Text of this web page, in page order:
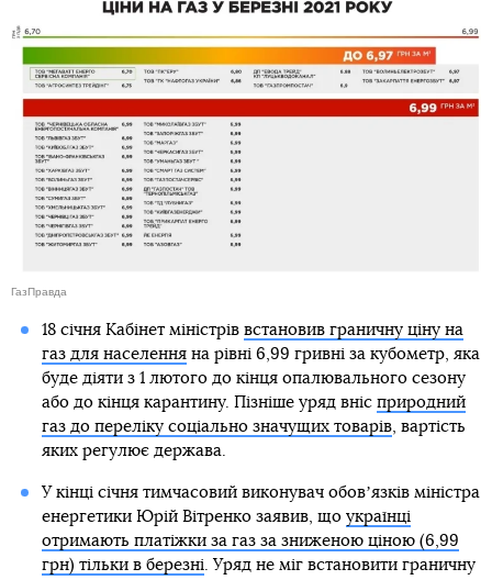
ГазПравда
18 січня Кабінет міністрів встановив граничну ціну на
газ для населенняна рівні 6,99 гривні за кубометр, яка
буде діяти з 1 лютого до кінця опалювального сезону
або до кінця карантину. Пізніше уряд вніс природний
газ до переліку соціально значущих товарів, вартість
яких регулює держава.
У кінці січня тимчасовий виконувач обовʼязків міністра
енергетики Юрій Вітренко заявив, що українці
отримають платіжки за газ за зниженою ціною (6,99
грн) тільки в березні. Уряд не міг встановити граничну